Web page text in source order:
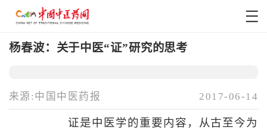
杨春波：关于中医“证”研究的思考
来源:中国中医药报 2017-06-14
证是中医学的重要内容，从古至今为